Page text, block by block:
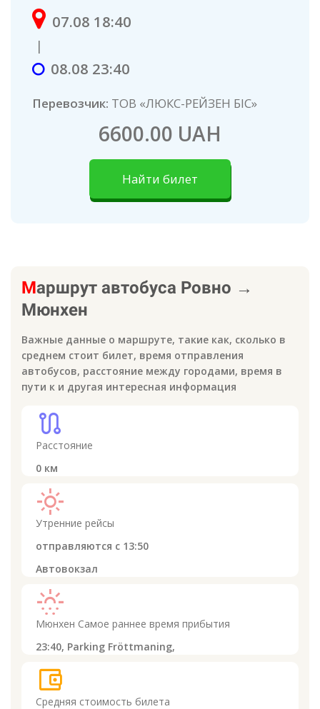
07.08 18:40
|
08.08 23:40
Перевозчик: ТОВ «ЛЮКС-РЕЙЗЕН БІС»
Найти билет
6600.00 UAH
Маршрут автобуса Ровно →
Мюнхен
Важные данные о маршруте, такие как, сколько в
среднем стоит билет, время отправления
автобусов, расстояние между городами, время в
пути к и другая интересная информация
route
Расстояние
0 км
light_mode
Утренние рейсы
отправляются с 13:50
Автовокзал
sunny_snowing
Мюнхен Самое раннее время прибытия
23:40, Parking Fröttmaning,
account_balance_wallet
Средняя стоимость билета